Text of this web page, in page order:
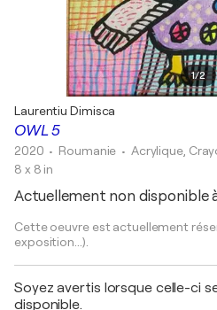
1/2
OWL 5
Laurentiu Dimisca
2020 • Roumanie • Acrylique,
8 x 8 in
Actuellement non disponible
Cette oeuvre est actuellement
exposition...).
Soyez avertis lorsque celle-ci
disponible.